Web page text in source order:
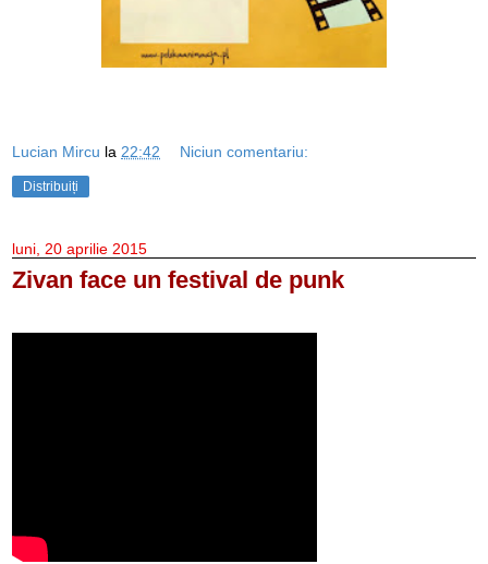
Lucian Mircu la 22:42 Niciun comentariu:
Distribuiți
luni, 20 aprilie 2015
Zivan face un festival de punk